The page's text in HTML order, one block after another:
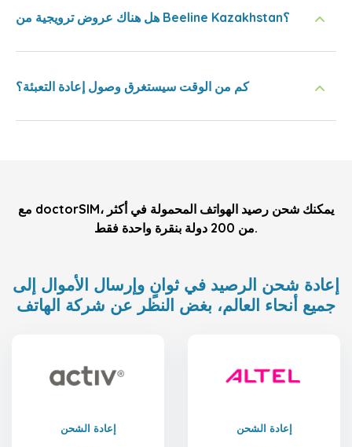
هل هناك عروض ترويجية من Beeline Kazakhstan؟
كم من الوقت سيستغرق وصول إعادة التعبئة؟
مع doctorSIM، يمكنك شحن رصيد الهواتف المحمولة في أكثر
من 200 دولة بنقرة واحدة فقط.
إعادة شحن الرصيد في ثوانٍ وإرسال الأموال إلى
جميع أنحاء العالم، بغض النظر عن شركة الهاتف
إعادة الشحن إعادة الشحن